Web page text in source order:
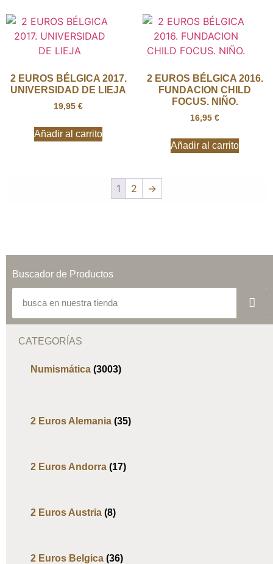
Buscador de Productos
CATEGORÍAS
Numismática (3003)
2 Euros Alemania (35)
2 Euros Andorra (17)
2 Euros Austria (8)
2 Euros Belgica (36)
2 EUROS BÉLGICA 2017.
UNIVERSIDAD DE LIEJA
19,95 €
Añadir al carrito
2 EUROS BÉLGICA 2016.
FUNDACION CHILD
FOCUS. NIÑO.
16,95 €
Añadir al carrito
1 2 →